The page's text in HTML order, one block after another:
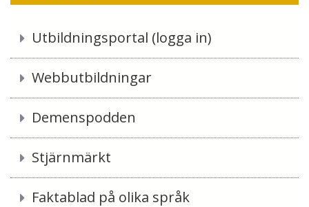
Utbildningsportal (logga in)
Webbutbildningar
Demenspodden
Stjärnmärkt
Faktablad på olika språk